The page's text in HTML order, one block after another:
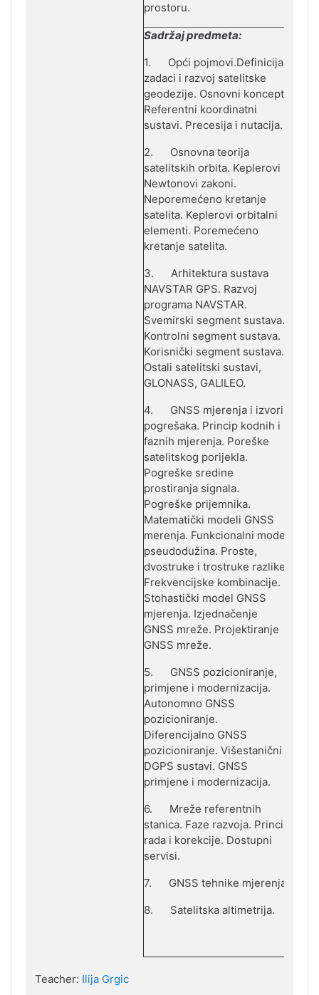
prostoru.
Sadržaj predmeta:
1. Opći pojmovi.Definicija,
zadaci i razvoj satelitske
geodezije. Osnovni koncept.
Referentni koordinatni
sustavi. Precesija i nutacija.
2. Osnovna teorija
satelitskih orbita. Keplerovi i
Newtonovi zakoni.
Neporemećeno kretanje
satelita. Keplerovi orbitalni
elementi. Poremećeno
kretanje satelita.
3. Arhitektura sustava
NAVSTAR GPS. Razvoj
programa NAVSTAR.
Svemirski segment sustava.
Kontrolni segment sustava.
Korisnički segment sustava.
Ostali satelitski sustavi,
GLONASS, GALILEO.
4. GNSS mjerenja i izvori
pogrešaka. Princip kodnih i
faznih mjerenja. Poreške
satelitskog porijekla.
Pogreške sredine
prostiranja signala.
Pogreške prijemnika.
Matematički modeli GNSS
merenja. Funkcionalni model
pseudodužina. Proste,
dvostruke i trostruke razlike.
Frekvencijske kombinacije.
Stohastički model GNSS
mjerenja. Izjednačenje
GNSS mreže. Projektiranje
GNSS mreže.
5. GNSS pozicioniranje,
primjene i modernizacija.
Autonomno GNSS
pozicioniranje.
Diferencijalno GNSS
pozicioniranje. Višestanični
DGPS sustavi. GNSS
primjene i modernizacija.
6. Mreže referentnih
stanica. Faze razvoja. Princip
rada i korekcije. Dostupni
servisi.
7. GNSS tehnike mjerenja.
8. Satelitska altimetrija.
Teacher: Ilija Grgic